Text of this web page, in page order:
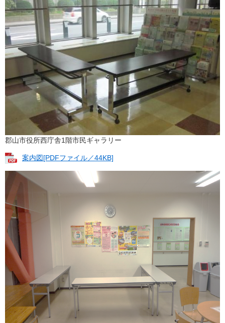
郡山市役所西庁舎1階市民ギャラリー
案内図[PDFファイル／44KB]